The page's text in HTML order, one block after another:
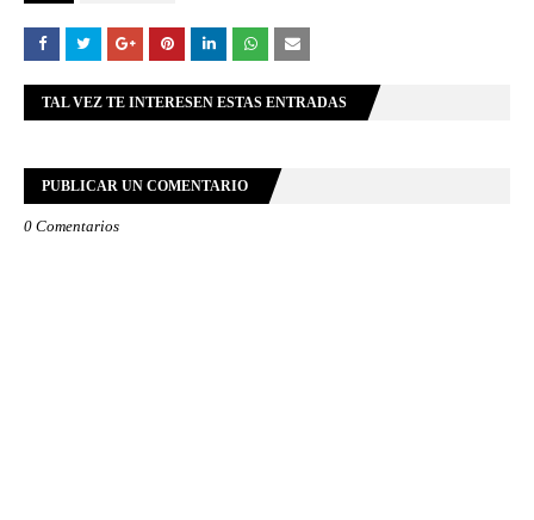
TAL VEZ TE INTERESEN ESTAS ENTRADAS
PUBLICAR UN COMENTARIO
0 Comentarios